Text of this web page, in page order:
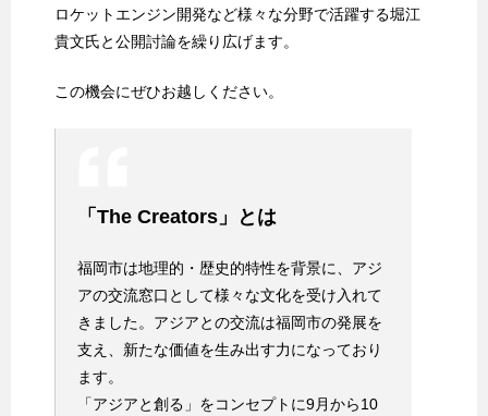
ロケットエンジン開発など様々な分野で活躍する堀江
貴文氏と公開討論を繰り広げます。
この機会にぜひお越しください。
「The Creators」とは
福岡市は地理的・歴史的特性を背景に、アジ
アの交流窓口として様々な文化を受け入れて
きました。アジアとの交流は福岡市の発展を
支え、新たな価値を生み出す力になっており
ます。
「アジアと創る」をコンセプトに9月から10